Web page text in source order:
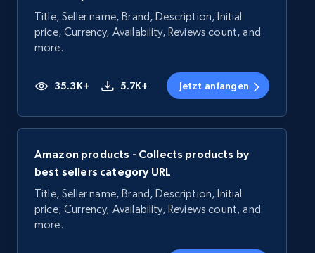
Title, Seller name, Brand, Description, Initial
price, Currency, Availability, Reviews count, and
more.
35.3K+ 5.7K+ Jetzt anfangen
Amazon products - Collects products by
best sellers category URL
Title, Seller name, Brand, Description, Initial
price, Currency, Availability, Reviews count, and
more.